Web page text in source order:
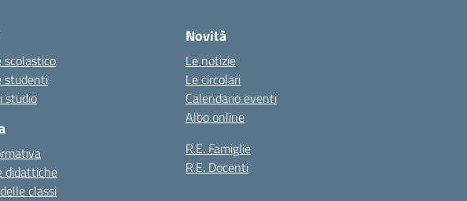
scolastico
studenti
studio
didattiche
classi
Novità
Le notizie
Le circolari
Calendario eventi
Albo online
R.E. Famiglie
R.E. Docenti